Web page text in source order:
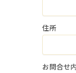
当社に
ただし
住所
お問合せ